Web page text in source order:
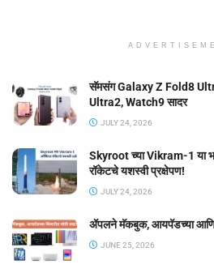
सॅमसंग Galaxy Z Fold8
Ultra2, Watch9 सादर
JULY 24, 2026
Skyroot च्या Vikram-1 या
रॉकेटचे यशस्वी प्रक्षेपण!
JULY 24, 2026
ॲपलने मॅकबुक, आयपॅडच्या आणि
JUNE 25, 2026